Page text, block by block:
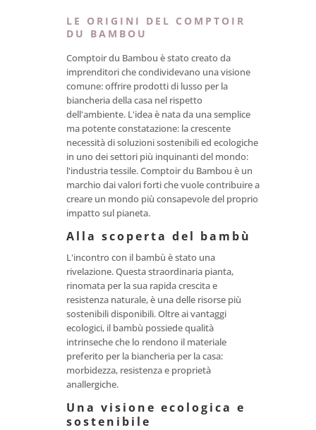
LE ORIGINI DEL COMPTOIR
DU BAMBOU
Comptoir du Bambou è stato creato da
imprenditori che condividevano una visione
comune: offrire prodotti di lusso per la
biancheria della casa nel rispetto
dell'ambiente. L'idea è nata da una semplice
ma potente constatazione: la crescente
necessità di soluzioni sostenibili ed ecologiche
in uno dei settori più inquinanti del mondo:
l'industria tessile. Comptoir du Bambou è un
marchio dai valori forti che vuole contribuire a
creare un mondo più consapevole del proprio
impatto sul pianeta.
Alla scoperta del bambù
L'incontro con il bambù è stato una
rivelazione. Questa straordinaria pianta,
rinomata per la sua rapida crescita e
resistenza naturale, è una delle risorse più
sostenibili disponibili. Oltre ai vantaggi
ecologici, il bambù possiede qualità
intrinseche che lo rendono il materiale
preferito per la biancheria per la casa:
morbidezza, resistenza e proprietà
anallergiche.
Una visione ecologica e
sostenibile